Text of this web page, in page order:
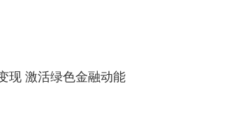
现 激活绿色金融动能